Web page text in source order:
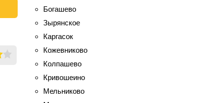
Богашево
Зырянское
Каргасок
Кожевниково
Колпашево
Кривошеино
Мельниково